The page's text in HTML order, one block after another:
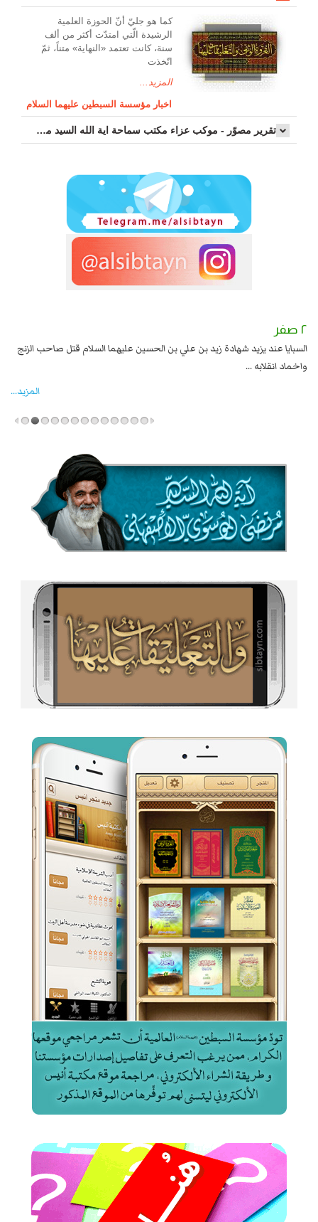
کما هو جليّ أنّ الحوزة العلمیة
الرشیدة الّتي امتدّت أكثر من ألف
سنة، كانت تعتمد «النهاية» متناً، ثمّ
اتّخذت
المزيد...
اخبار مؤسسة السبطين عليهما السلام
تقرير مصوّر - موكب عزاء مکتب سماحة اية الله السيد مرتضى الموسوي الاصفهاني في يوم إستشهاد السيدة فاطم...
٢ صفر
السبايا عند يزيد شهادة زيد بن علي بن الحسين عليهما السلام قتل صاحب الزنج
واخماد انقلابه ...
المزید...